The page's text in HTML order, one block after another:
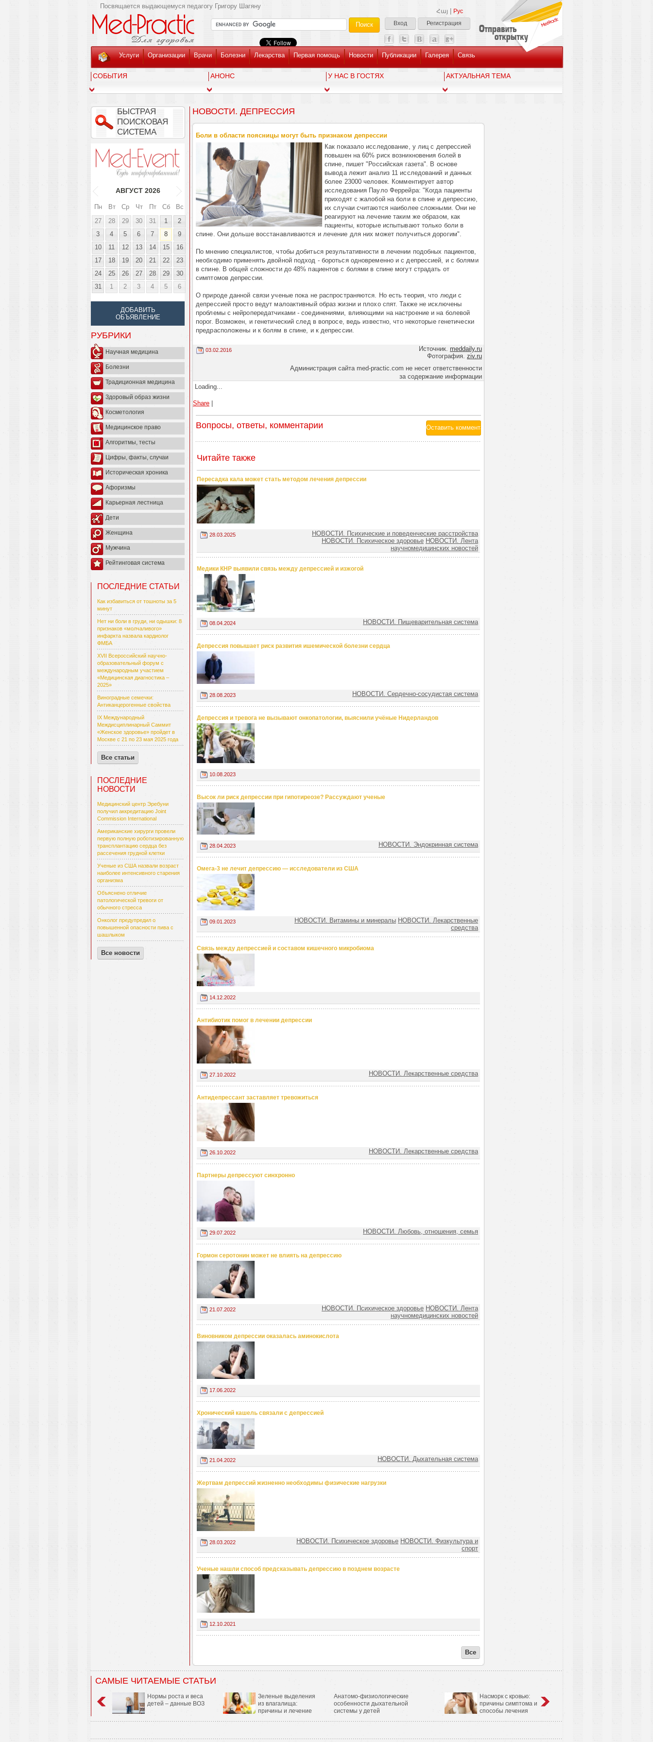
Հայ
Рус
Вход
Регистрация
Посвящается выдающемуся педагогу Григору Шагяну
Услуги Организации Врачи Болезни Лекарства Первая помощь Новости Публикации Галерея Связь
СОБЫТИЯ АНОНС У НАС В ГОСТЯХ AКТУАЛЬНАЯ ТЕМА
БЫСТРАЯ
ПОИСКОВАЯ
СИСТЕМА
АВГУСТ 2026
Пн Вт Ср Чт Пт Сб
Вс
27
28 29 30 31 1
2
3
4 5 6 7 8
9
10
11 12 13 14 15
16
17
18 19 20 21 22
23
24
25 26 27 28 29
30
31
1 2 3 4 5 6
ДОБАВИТЬ
ОБЪЯВЛЕНИЕ
РУБРИКИ
Научная медицина
Болезни
Традиционная медицина
Здоровый образ жизни
Косметология
Медицинское право
Алгоритмы, тесты
Цифры, факты, случаи
Историческая хроника
Афоризмы
Карьерная лестница
Дети
Женщина
Мужчина
Рейтинговая система
ПОСЛЕДНИЕ СТАТЬИ
Как избавиться от тошноты за 5
минут
Нет ни боли в груди, ни одышки: 8
признаков «молчаливого»
инфаркта назвала кардиолог
ФМБА
XVII Всероссийский научно-
образовательный форум с
международным участием
«Медицинская диагностика –
2025»
Виноградные семечки:
Антиканцерогенные свойства
IX Международный
Междисциплинарный Саммит
«Женское здоровье» пройдет в
Москве с 21 по 23 мая 2025 года
Все статьи
ПОСЛЕДНИЕ
НОВОСТИ
Медицинский центр Эребуни
получил аккредитацию Joint
Commission International
Американские хирурги провели
первую полную роботизированную
трансплантацию сердца без
рассечения грудной клетки
Ученые из США назвали возраст
наиболее интенсивного старения
организма
Объяснено отличие
патологической тревоги от
обычного стресса
Онколог предупредил о
повышенной опасности пива с
шашлыком
Все новости
НОВОСТИ. ДЕПРЕССИЯ
Боли в области поясницы могут быть признаком депрессии
Как показало исследование, у лиц с депрессией
повышен на 60% риск возникновения болей в
спине, пишет "Российская газета". В основе
вывода лежит анализ 11 исследований и данных
более 23000 человек. Комментирует автор
исследования Пауло Феррейра: "Когда пациенты
приходят с жалобой на боли в спине и депрессию,
их случаи считаются наиболее сложными. Они не
реагируют на лечение таким же образом, как
пациенты, которые испытывают только боли в
спине. Они дольше восстанавливаются и лечение для них может получиться дорогим".
По мнению специалистов, чтобы добиться результативности в лечении подобных пациентов,
необходимо применять двойной подход - бороться одновременно и с депрессией, и с болями
в спине. В общей сложности до 48% пациентов с болями в спине могут страдать от
симптомов депрессии.
О природе данной связи ученые пока не распространяются. Но есть теория, что люди с
депрессией просто ведут малоактивный образ жизни и плохо спят. Также не исключены
проблемы с нейропередатчиками - соединениями, влияющими на настроение и на болевой
порог. Возможен, и генетический след в вопросе, ведь известно, что некоторые генетически
предрасположены и к болям в спине, и к депрессии.
03.02.2016 Источник. meddaily.ru
Фотография. ziv.ru
Администрация сайта med-practic.com не несет ответственности
за содержание информации
Loading...
Share
Вопросы, ответы, комментарии
Читайте также
Пересадка кала может стать методом лечения депрессии
28.03.2025
НОВОСТИ. Психические и поведенческие расстройства
НОВОСТИ. Психическое здоровье НОВОСТИ. Лента
научномедицинских новостей
Медики КНР выявили связь между депрессией и изжогой
08.04.2024 НОВОСТИ. Пищеварительная система
Депрессия повышает риск развития ишемической болезни сердца
28.08.2023 НОВОСТИ. Сердечно-сосудистая система
Депрессия и тревога не вызывают онкопатологии, выяснили учёные Нидерландов
10.08.2023
Высок ли риск депрессии при гипотиреозе? Рассуждают ученые
28.04.2023 НОВОСТИ. Эндокринная система
Омега-3 не лечит депрессию — исследователи из США
09.01.2023 НОВОСТИ. Витамины и минералы НОВОСТИ. Лекарственные
средства
Cвязь между депрессией и составом кишечного микробиома
14.12.2022
Антибиотик помог в лечении депрессии
27.10.2022 НОВОСТИ. Лекарственные средства
Антидепрессант заставляет тревожиться
26.10.2022 НОВОСТИ. Лекарственные средства
Партнеры депрессуют синхронно
29.07.2022 НОВОСТИ. Любовь, отношения, семья
Гормон серотонин может не влиять на депрессию
21.07.2022 НОВОСТИ. Психическое здоровье НОВОСТИ. Лента
научномедицинских новостей
Виновником депрессии оказалась аминокислота
17.06.2022
Хронический кашель связали с депрессией
21.04.2022 НОВОСТИ. Дыхательная система
Жертвам депрессий жизненно необходимы физические нагрузки
28.03.2022 НОВОСТИ. Психическое здоровье НОВОСТИ. Физкультура и
спорт
Ученые нашли способ предсказывать депрессию в позднем возрасте
12.10.2021
Все
САМЫЕ ЧИТАЕМЫЕ СТАТЬИ
Нормы роста и веса
детей – данные ВОЗ
Зеленые выделения
из влагалища:
причины и лечение
Анатомо-физиологические
особенности дыхательной
системы у детей
Насморк с кровью:
причины симптома и
способы лечения